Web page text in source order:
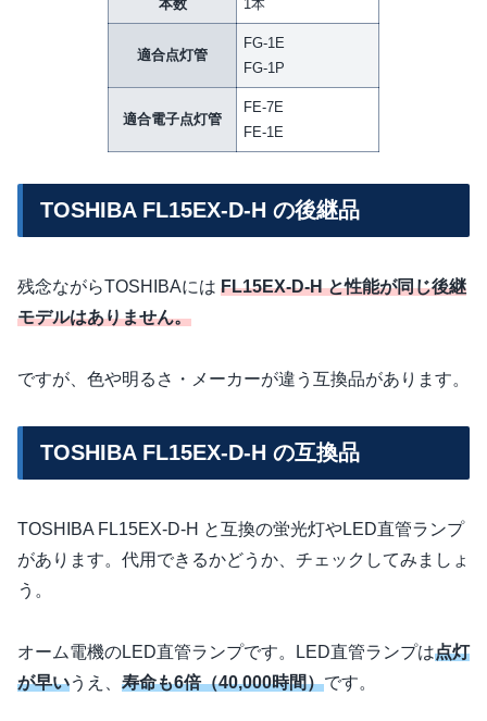
本数 1本
適合点灯管
FG-1E
FG-1P
適合電子点灯管
FE-7E
FE-1E
TOSHIBA FL15EX-D-H の後継品
残念ながらTOSHIBAには FL15EX-D-H と性能が同じ後継
モデルはありません。
ですが、色や明るさ・メーカーが違う互換品があります。
TOSHIBA FL15EX-D-H の互換品
TOSHIBA FL15EX-D-H と互換の蛍光灯やLED直管ランプ
があります。代用できるかどうか、チェックしてみましょ
う。
オーム電機のLED直管ランプです。LED直管ランプは点灯
が早いうえ、 寿命も6倍（40,000時間）です。